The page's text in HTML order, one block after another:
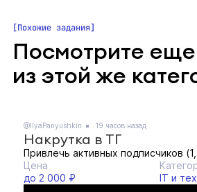
Похожие задания
Посмотрите
из этой же
@IlyaPanyushkin 19 часов назад
Накрутка в ТГ
Привлечь активных подписчиков
Цена
до 2 000 ₽
IT и